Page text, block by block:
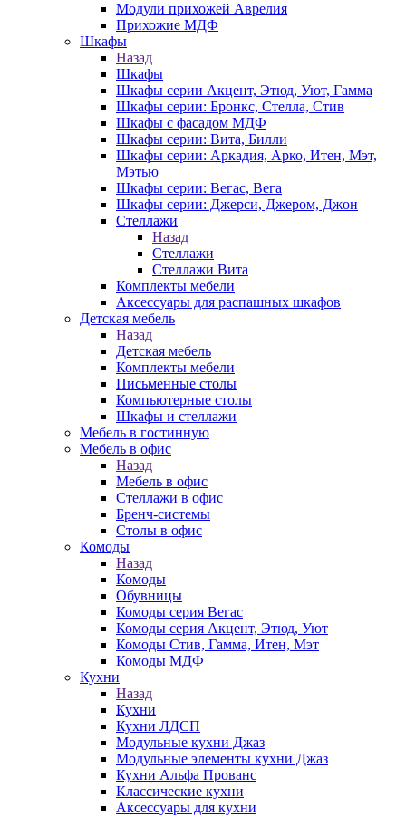
Модули прихожей Аврелия
Прихожие МДФ
Шкафы
Назад
Шкафы
Шкафы серии Акцент, Этюд, Уют, Гамма
Шкафы серии: Бронкс, Стелла, Стив
Шкафы с фасадом МДФ
Шкафы серии: Вита, Билли
Шкафы серии: Аркадия, Арко, Итен, Мэт,
Мэтью
Шкафы серии: Вегас, Вега
Шкафы серии: Джерси, Джером, Джон
Стеллажи
Назад
Стеллажи
Стеллажи Вита
Комплекты мебели
Аксессуары для распашных шкафов
Детская мебель
Назад
Детская мебель
Комплекты мебели
Письменные столы
Компьютерные столы
Шкафы и стеллажи
Мебель в гостинную
Мебель в офис
Назад
Мебель в офис
Стеллажи в офис
Бренч-системы
Столы в офис
Комоды
Назад
Комоды
Обувницы
Комоды серия Вегас
Комоды серия Акцент, Этюд, Уют
Комоды Стив, Гамма, Итен, Мэт
Комоды МДФ
Кухни
Назад
Кухни
Кухни ЛДСП
Модульные кухни Джаз
Модульные элементы кухни Джаз
Кухни Альфа Прованс
Классические кухни
Аксессуары для кухни